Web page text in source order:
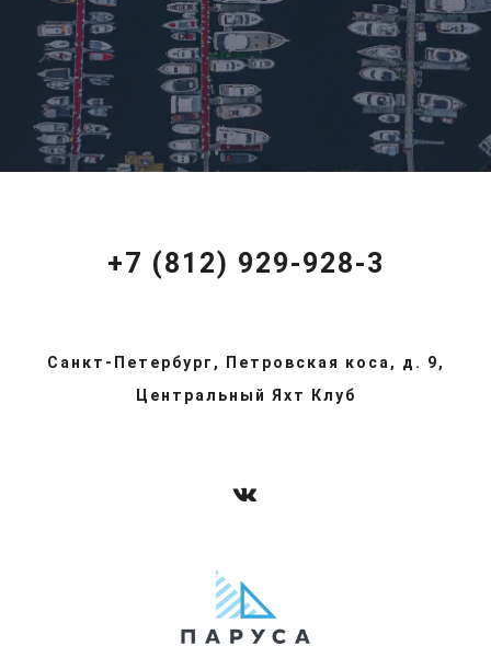
+7 (812) 929-928-3
Санкт-Петербург, Петровская коса, д. 9,
Центральный Яхт Клуб